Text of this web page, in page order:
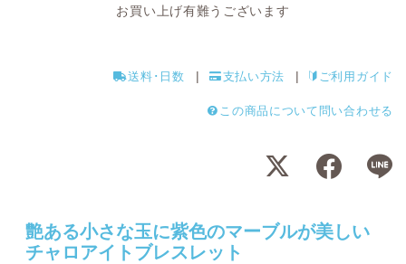
お買い上げ有難うございます
送料･日数 支払い方法 ご利用ガイド
この商品について問い合わせる
艶ある小さな玉に紫色のマーブルが美しい
チャロアイトブレスレット